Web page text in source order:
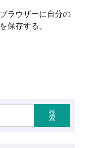
ラウザーに自分の
保存する。
検
索